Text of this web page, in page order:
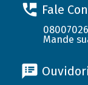
Fale
Mande